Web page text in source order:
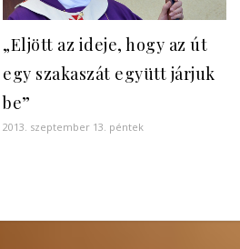
„Eljött az ideje, hogy az út
egy szakaszát együtt járjuk
be”
2013. szeptember 13. péntek